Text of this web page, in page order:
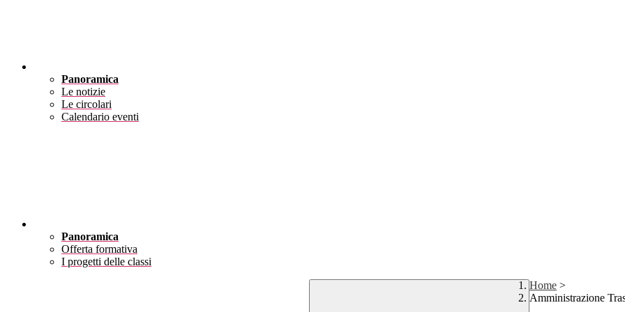
Panoramica
Le notizie
Le circolari
Calendario eventi
Panoramica
Offerta formativa
I progetti delle classi
Home >
Amministrazione